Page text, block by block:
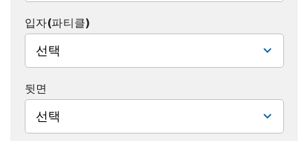
입자(파티클)
선택
뒷면
선택